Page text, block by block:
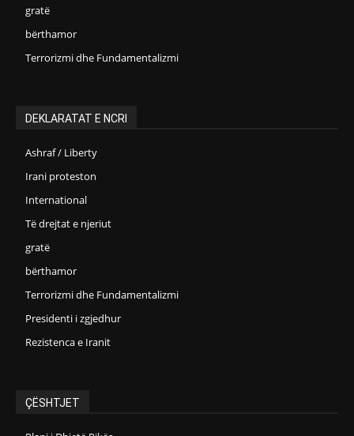
gratë
bërthamor
Terrorizmi dhe Fundamentalizmi
DEKLARATAT E NCRI
Ashraf / Liberty
Irani proteston
International
Të drejtat e njeriut
gratë
bërthamor
Terrorizmi dhe Fundamentalizmi
Presidenti i zgjedhur
Rezistenca e Iranit
ÇËSHTJET